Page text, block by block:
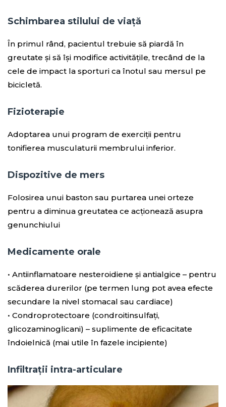
Schimbarea stilului de viață
În primul rând, pacientul trebuie să piardă în
greutate și să își modifice activitățile, trecând de la
cele de impact la sporturi ca înotul sau mersul pe
bicicletă.
Fizioterapie
Adoptarea unui program de exerciții pentru
tonifierea musculaturii membrului inferior.
Dispozitive de mers
Folosirea unui baston sau purtarea unei orteze
pentru a diminua greutatea ce acționează asupra
genunchiului
Medicamente orale
• Antiinflamatoare nesteroidiene și antialgice – pentru
scăderea durerilor (pe termen lung pot avea efecte
secundare la nivel stomacal sau cardiace)
• Condroprotectoare (condroitinsulfați,
glicozaminoglicani) – suplimente de eficacitate
îndoielnică (mai utile în fazele incipiente)
Infiltrații intra-articulare